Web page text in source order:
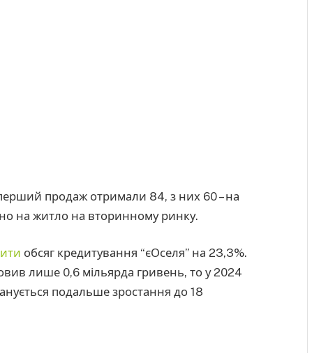
продаж отримали 84, з них 60 – на
на житло на вторинному ринку.
обсяг кредитування “єОселя” на 23,3%.
лише 0,6 мільярда гривень, то у 2024
подальше зростання до 18